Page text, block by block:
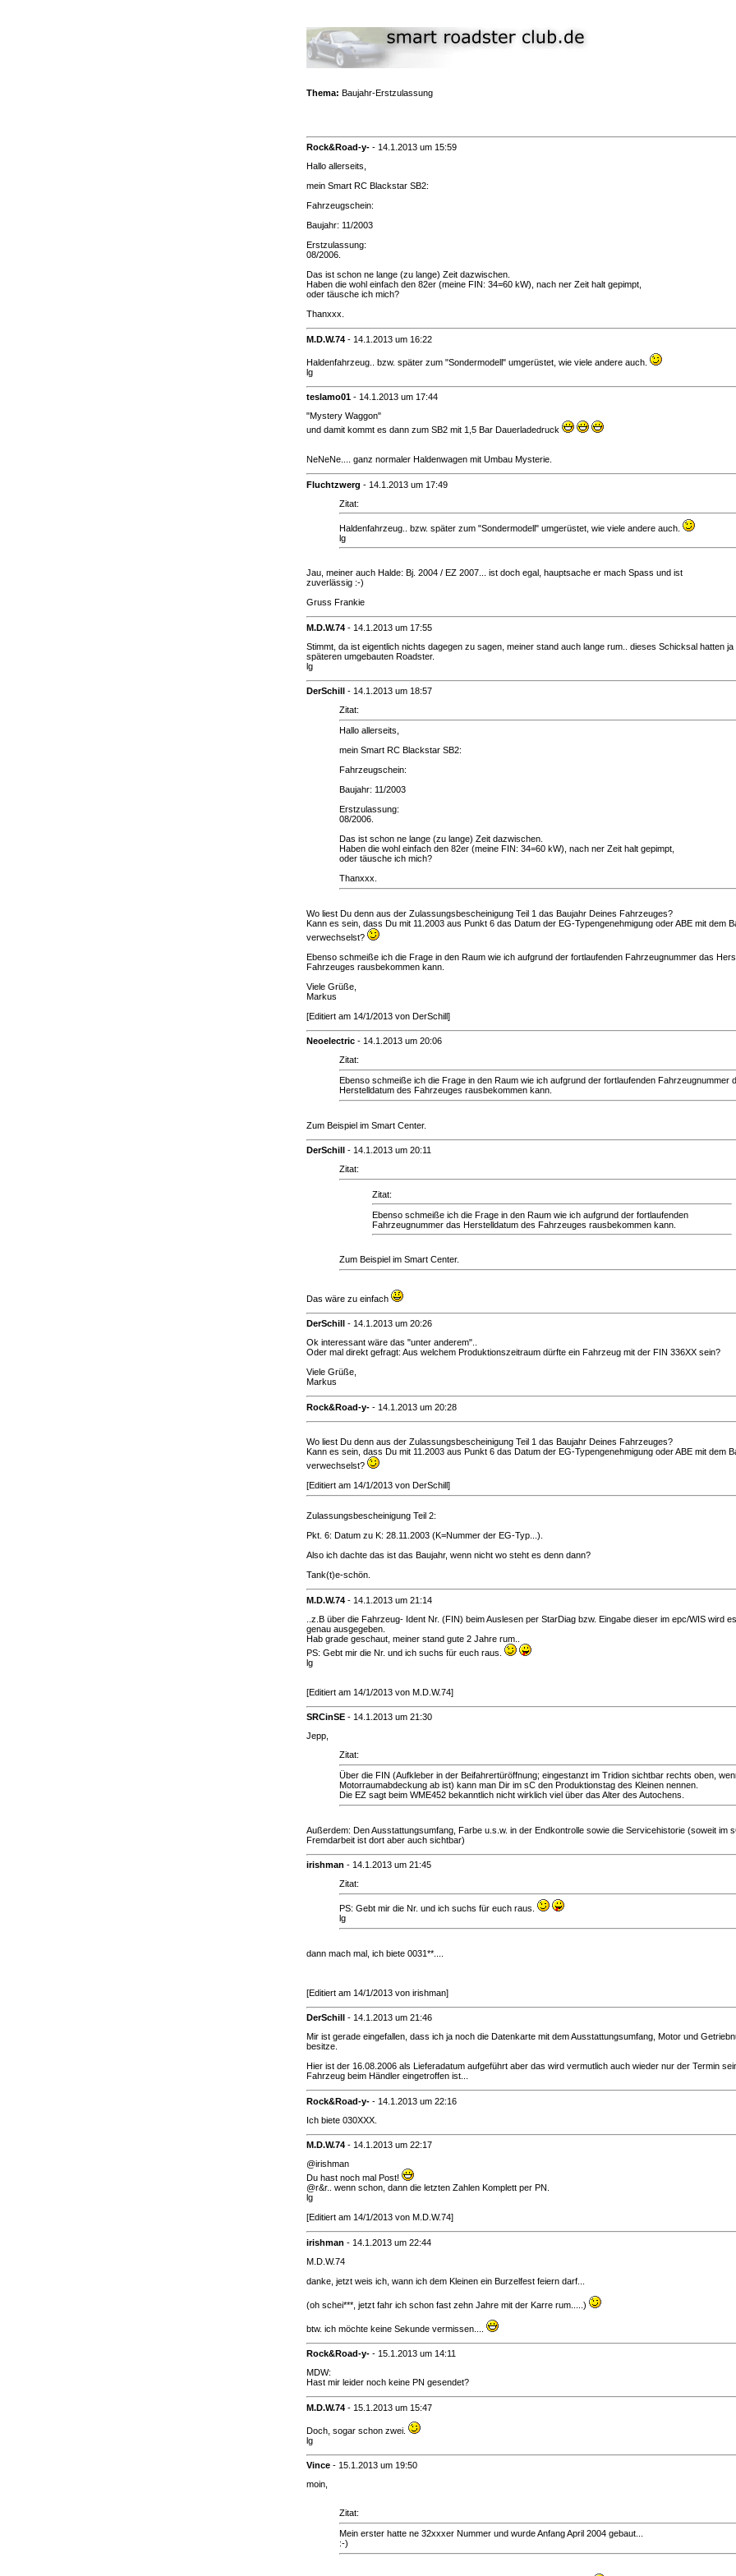
Thema: Baujahr-Erstzulassung
Rock&Road-y- - 14.1.2013 um 15:59
Hallo allerseits,
mein Smart RC Blackstar SB2:
Fahrzeugschein:
Baujahr: 11/2003
Erstzulassung:
08/2006.
Das ist schon ne lange (zu lange) Zeit dazwischen.
Haben die wohl einfach den 82er (meine FIN: 34=60 kW), nach ner Zeit halt gepimpt,
oder täusche ich mich?
Thanxxx.
M.D.W.74 - 14.1.2013 um 16:22
Haldenfahrzeug.. bzw. später zum "Sondermodell" umgerüstet, wie viele andere auch.
lg
teslamo01 - 14.1.2013 um 17:44
"Mystery Waggon"
und damit kommt es dann zum SB2 mit 1,5 Bar Dauerladedruck
NeNeNe.... ganz normaler Haldenwagen mit Umbau Mysterie.
Fluchtzwerg - 14.1.2013 um 17:49
Zitat:
Haldenfahrzeug.. bzw. später zum "Sondermodell" umgerüstet, wie viele andere auch.
lg
Jau, meiner auch Halde: Bj. 2004 / EZ 2007... ist doch egal, hauptsache er mach Spass und ist
zuverlässig :-)
Gruss Frankie
M.D.W.74 - 14.1.2013 um 17:55
Stimmt, da ist eigentlich nichts dagegen zu sagen, meiner stand auch lange rum.. dieses Schicksal hatten ja
späteren umgebauten Roadster.
lg
DerSchill - 14.1.2013 um 18:57
Zitat:
Hallo allerseits,
mein Smart RC Blackstar SB2:
Fahrzeugschein:
Baujahr: 11/2003
Erstzulassung:
08/2006.
Das ist schon ne lange (zu lange) Zeit dazwischen.
Haben die wohl einfach den 82er (meine FIN: 34=60 kW), nach ner Zeit halt gepimpt,
oder täusche ich mich?
Thanxxx.
Wo liest Du denn aus der Zulassungsbescheinigung Teil 1 das Baujahr Deines Fahrzeuges?
Kann es sein, dass Du mit 11.2003 aus Punkt 6 das Datum der EG-Typengenehmigung oder ABE mit dem
verwechselst?
Ebenso schmeiße ich die Frage in den Raum wie ich aufgrund der fortlaufenden Fahrzeugnummer das
Fahrzeuges rausbekommen kann.
Viele Grüße,
Markus
[Editiert am 14/1/2013 von DerSchill]
Neoelectric - 14.1.2013 um 20:06
Zitat:
Ebenso schmeiße ich die Frage in den Raum wie ich aufgrund der fortlaufenden Fahrzeugnummer
Herstelldatum des Fahrzeuges rausbekommen kann.
Zum Beispiel im Smart Center.
DerSchill - 14.1.2013 um 20:11
Zitat:
Zitat:
Ebenso schmeiße ich die Frage in den Raum wie ich aufgrund der fortlaufenden
Fahrzeugnummer das Herstelldatum des Fahrzeuges rausbekommen kann.
Zum Beispiel im Smart Center.
Das wäre zu einfach
DerSchill - 14.1.2013 um 20:26
Ok interessant wäre das "unter anderem"..
Oder mal direkt gefragt: Aus welchem Produktionszeitraum dürfte ein Fahrzeug mit der FIN 336XX sein?
Viele Grüße,
Markus
Rock&Road-y- - 14.1.2013 um 20:28
Wo liest Du denn aus der Zulassungsbescheinigung Teil 1 das Baujahr Deines Fahrzeuges?
Kann es sein, dass Du mit 11.2003 aus Punkt 6 das Datum der EG-Typengenehmigung oder ABE mit dem
verwechselst?
[Editiert am 14/1/2013 von DerSchill]
Zulassungsbescheinigung Teil 2:
Pkt. 6: Datum zu K: 28.11.2003 (K=Nummer der EG-Typ...).
Also ich dachte das ist das Baujahr, wenn nicht wo steht es denn dann?
Tank(t)e-schön.
M.D.W.74 - 14.1.2013 um 21:14
..z.B über die Fahrzeug- Ident Nr. (FIN) beim Auslesen per StarDiag bzw. Eingabe dieser im epc/WIS wird
genau ausgegeben.
Hab grade geschaut, meiner stand gute 2 Jahre rum..
PS: Gebt mir die Nr. und ich suchs für euch raus.
lg
[Editiert am 14/1/2013 von M.D.W.74]
SRCinSE - 14.1.2013 um 21:30
Jepp,
Zitat:
Über die FIN (Aufkleber in der Beifahrertüröffnung; eingestanzt im Tridion sichtbar rechts oben,
Motorraumabdeckung ab ist) kann man Dir im sC den Produktionstag des Kleinen nennen.
Die EZ sagt beim WME452 bekanntlich nicht wirklich viel über das Alter des Autochens.
Außerdem: Den Ausstattungsumfang, Farbe u.s.w. in der Endkontrolle sowie die Servicehistorie (soweit im
Fremdarbeit ist dort aber auch sichtbar)
irishman - 14.1.2013 um 21:45
Zitat:
PS: Gebt mir die Nr. und ich suchs für euch raus.
lg
dann mach mal, ich biete 0031**....
[Editiert am 14/1/2013 von irishman]
DerSchill - 14.1.2013 um 21:46
Mir ist gerade eingefallen, dass ich ja noch die Datenkarte mit dem Ausstattungsumfang, Motor und
besitze.
Hier ist der 16.08.2006 als Lieferadatum aufgeführt aber das wird vermutlich auch wieder nur der Termin
Fahrzeug beim Händler eingetroffen ist...
Rock&Road-y- - 14.1.2013 um 22:16
Ich biete 030XXX.
M.D.W.74 - 14.1.2013 um 22:17
@irishman
Du hast noch mal Post!
@r&r.. wenn schon, dann die letzten Zahlen Komplett per PN.
lg
[Editiert am 14/1/2013 von M.D.W.74]
irishman - 14.1.2013 um 22:44
M.D.W.74
danke, jetzt weis ich, wann ich dem Kleinen ein Burzelfest feiern darf...
(oh schei***, jetzt fahr ich schon fast zehn Jahre mit der Karre rum.....)
btw. ich möchte keine Sekunde vermissen....
Rock&Road-y- - 15.1.2013 um 14:11
MDW:
Hast mir leider noch keine PN gesendet?
M.D.W.74 - 15.1.2013 um 15:47
Doch, sogar schon zwei.
lg
Vince - 15.1.2013 um 19:50
moin,
Zitat:
Mein erster hatte ne 32xxxer Nummer und wurde Anfang April 2004 gebaut...
:-)